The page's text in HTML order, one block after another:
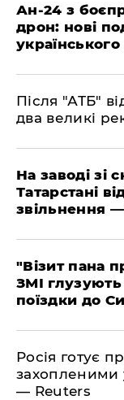
​Ан-24 з
дрон: нові
​Після "АТБ"
два великі
​На заводі зі
Татарстані
звільнення
"Візит пана
ЗМІ глузують
поїздки до
Росія готує
захопленими
— Reuters